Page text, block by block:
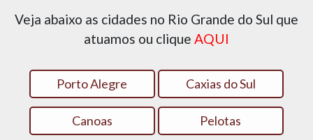
Veja abaixo as cidades no Rio Grande do Sul que
atuamos ou clique AQUI
Porto Alegre Caxias do Sul
Canoas Pelotas